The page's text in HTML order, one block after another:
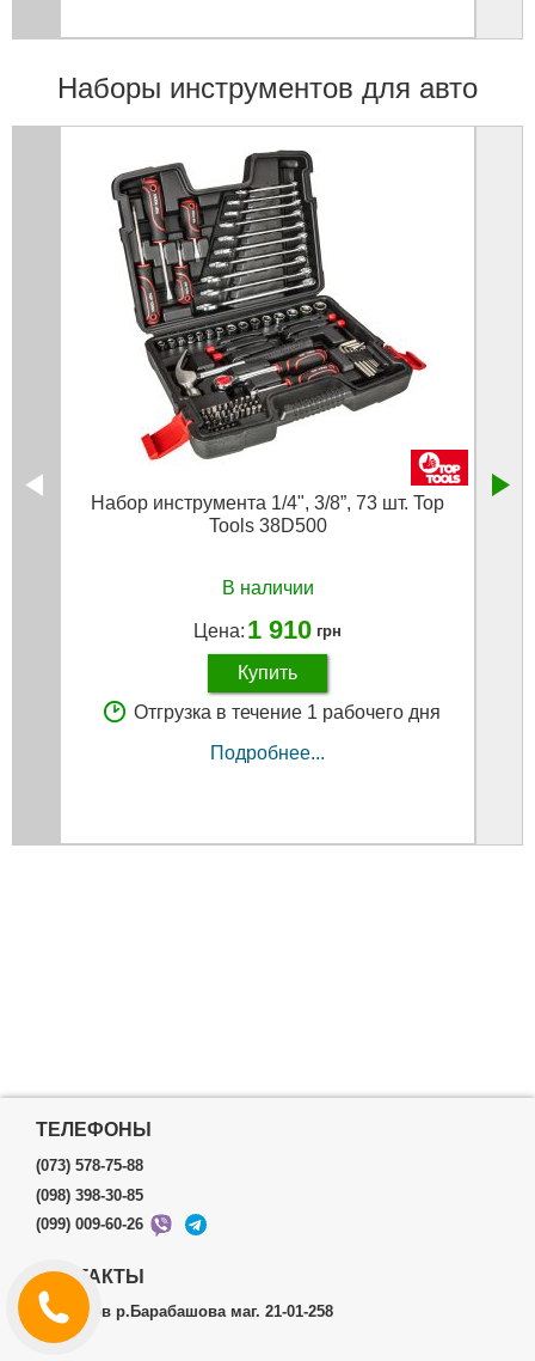
Наборы инструментов для авто
Набор инструмента 1/4", 3/8”, 73 шт. Top
Tools 38D500
В наличии
Цена: 1 910 грн
Купить
Отгрузка в течение 1 рабочего дня
Подробнее...
ТЕЛЕФОНЫ
(073) 578-75-88
(098) 398-30-85
(099) 009-60-26
КОНТАКТЫ
г.Харьков р.Барабашова маг. 21-01-258